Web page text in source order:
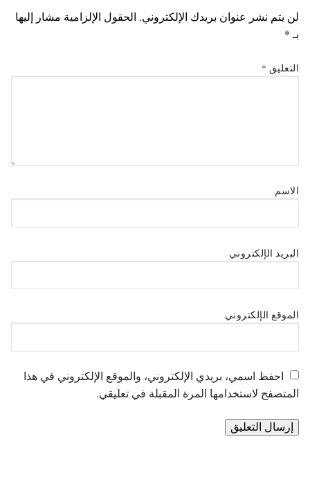
لن يتم نشر عنوان بريدك الإلكتروني. الحقول الإلزامية مشار إليها
بـ *
التعليق *
الاسم
البريد الإلكتروني
الموقع الإلكتروني
احفظ اسمي، بريدي الإلكتروني، والموقع الإلكتروني في هذا
المتصفح لاستخدامها المرة المقبلة في تعليقي.